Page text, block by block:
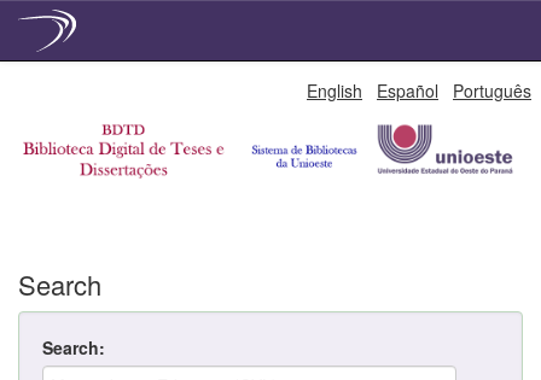
English Español Português
Search
Search: